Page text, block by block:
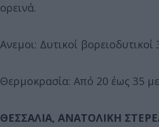
ορεινά.
Ανεμοι: Δυτικοί
Θερμοκρασία: Από 20 έως 35
ΘΕΣΣΑΛΙΑ, ΑΝΑΤΟΛΙΚΗ